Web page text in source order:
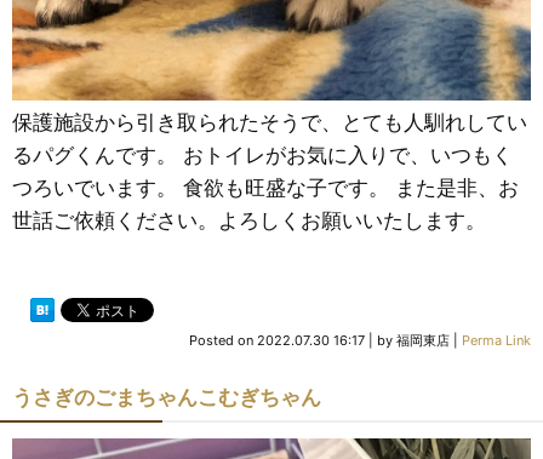
保護施設から引き取られたそうで、とても人馴れしてい
るパグくんです。 おトイレがお気に入りで、いつもく
つろいでいます。 食欲も旺盛な子です。 また是非、お
世話ご依頼ください。よろしくお願いいたします。
Posted on 2022.07.30 16:17 by 福岡東店 Perma Link
うさぎのごまちゃんこむぎちゃん